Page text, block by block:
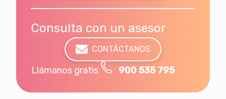
Consulta con un asesor
CONTÁCTANOS
Llámanos gratis 900 535 795